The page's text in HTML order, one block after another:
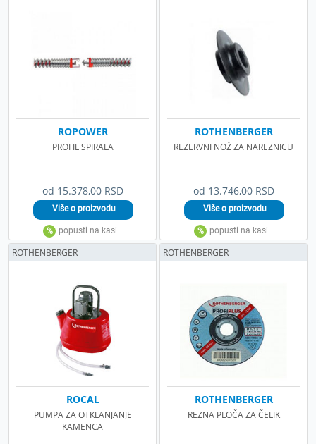
od 15.378,00 RSD
ROPOWER
PROFIL SPIRALA
od 13.746,00 RSD
ROTHENBERGER
REZERVNI NOŽ ZA NAREZNICU
ROCAL
PUMPA ZA OTKLANJANJE
KAMENCA
ROTHENBERGER
ROTHENBERGER
REZNA PLOČA ZA ČELIK
ROTHENBERGER